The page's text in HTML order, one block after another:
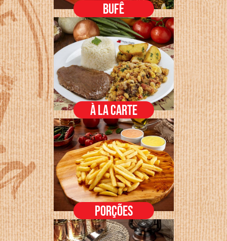
BUFÊ
À LA CARTE
PORÇÕES